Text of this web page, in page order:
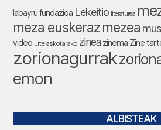
labayru fundazioa Lekeitio literaturea
meza euskerazmezea
video urte askotarako zinea zinema Zine
zorionagurrak
emon
ALBISTEAK